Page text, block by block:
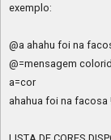
exemplo:
@a ahahu foi na
@=mensagem
a=cor
ahahua foi na facosa